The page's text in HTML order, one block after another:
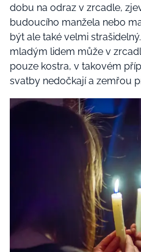
dobu na odraz v zrcadle,
budoucího manžela nebo
být ale také velmi
mladým lidem může v
pouze kostra, v takovém
svatby nedočkají a zemřou